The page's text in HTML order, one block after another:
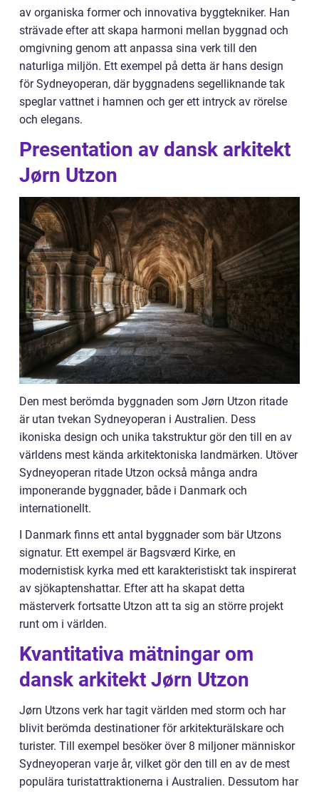
av organiska former och innovativa byggtekniker. Han
strävade efter att skapa harmoni mellan byggnad och
omgivning genom att anpassa sina verk till den
naturliga miljön. Ett exempel på detta är hans design
för Sydneyoperan, där byggnadens segelliknande tak
speglar vattnet i hamnen och ger ett intryck av rörelse
och elegans.
Presentation av dansk arkitekt
Jørn Utzon
Den mest berömda byggnaden som Jørn Utzon ritade
är utan tvekan Sydneyoperan i Australien. Dess
ikoniska design och unika takstruktur gör den till en av
världens mest kända arkitektoniska landmärken. Utöver
Sydneyoperan ritade Utzon också många andra
imponerande byggnader, både i Danmark och
internationellt.
I Danmark finns ett antal byggnader som bär Utzons
signatur. Ett exempel är Bagsværd Kirke, en
modernistisk kyrka med ett karakteristiskt tak inspirerat
av sjökaptenshattar. Efter att ha skapat detta
mästerverk fortsatte Utzon att ta sig an större projekt
runt om i världen.
Kvantitativa mätningar om
dansk arkitekt Jørn Utzon
Jørn Utzons verk har tagit världen med storm och har
blivit berömda destinationer för arkitekturälskare och
turister. Till exempel besöker över 8 miljoner människor
Sydneyoperan varje år, vilket gör den till en av de mest
populära turistattraktionerna i Australien. Dessutom har